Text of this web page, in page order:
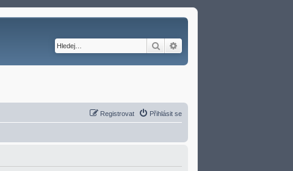
Hledat
Přihlásit se
Registrovat